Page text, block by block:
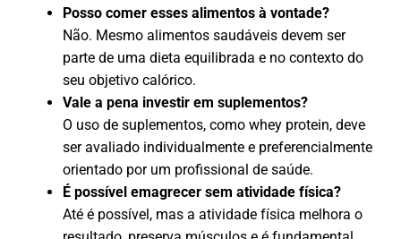
Posso comer esses alimentos à vontade?
Não. Mesmo alimentos saudáveis devem ser
parte de uma dieta equilibrada e no contexto do
seu objetivo calórico.
Vale a pena investir em suplementos?
O uso de suplementos, como whey protein, deve
ser avaliado individualmente e preferencialmente
orientado por um profissional de saúde.
É possível emagrecer sem atividade física?
Até é possível, mas a atividade física melhora o